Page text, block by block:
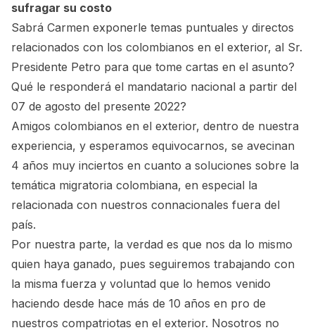
sufragar su costo
Sabrá Carmen exponerle temas puntuales y directos
relacionados con los colombianos en el exterior, al Sr.
Presidente Petro para que tome cartas en el asunto?
Qué le responderá el mandatario nacional a partir del
07 de agosto del presente 2022?
Amigos colombianos en el exterior, dentro de nuestra
experiencia, y esperamos equivocarnos, se avecinan
4 años muy inciertos en cuanto a soluciones sobre la
temática migratoria colombiana, en especial la
relacionada con nuestros connacionales fuera del
país.
Por nuestra parte, la verdad es que nos da lo mismo
quien haya ganado, pues seguiremos trabajando con
la misma fuerza y voluntad que lo hemos venido
haciendo desde hace más de 10 años en pro de
nuestros compatriotas en el exterior. Nosotros no